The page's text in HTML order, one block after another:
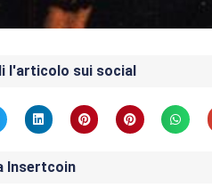
l'articolo sui social
Insertcoin